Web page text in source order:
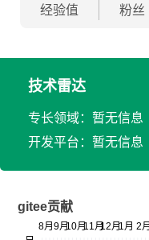
经验值 粉丝
技术雷达
专长领域：暂无信息
开发平台：暂无信息
gitee贡献